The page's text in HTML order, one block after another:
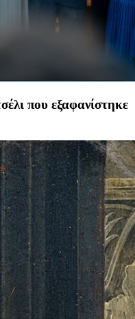
που εξαφανίστηκε